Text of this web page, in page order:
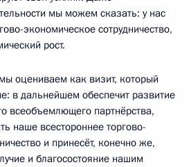
мы можем сказать: у нас
экономическое сотрудничество,
рост.
оцениваем как визит, который
в дальнейшем обеспечит развитие
всеобъемлющего партнёрства,
наше всестороннее торгово-
и принесёт, конечно же,
и благосостояние нашим